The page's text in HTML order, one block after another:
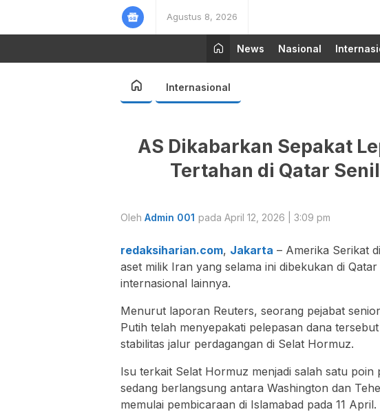
Agustus 8, 2026
News
Nasional
Internasional
AS Dikabarkan Sepakat
Tertahan di Qatar
Oleh Admin 001 pada April 12, 2026 | 3:09 pm
redaksiharian.com, Jakarta – Amerika Serikat
aset milik Iran yang selama ini dibekukan di Qatar
internasional lainnya.
Menurut laporan Reuters, seorang pejabat
Putih telah menyepakati pelepasan dana
stabilitas jalur perdagangan di Selat Hormuz.
Isu terkait Selat Hormuz menjadi salah satu poin
sedang berlangsung antara Washington dan
memulai pembicaraan di Islamabad pada 11 April.